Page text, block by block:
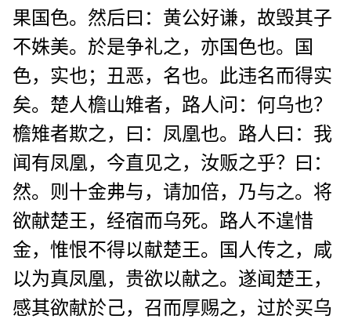
果国色。然后曰：黄公好谦，故毁其子
不姝美。於是争礼之，亦国色也。国
色，实也；丑恶，名也。此违名而得实
矣。楚人檐山雉者，路人问：何乌也？
檐雉者欺之，曰：凤凰也。路人曰：我
闻有凤凰，今直见之，汝贩之乎？曰：
然。则十金弗与，请加倍，乃与之。将
欲献楚王，经宿而乌死。路人不遑惜
金，惟恨不得以献楚王。国人传之，咸
以为真凤凰，贵欲以献之。遂闻楚王，
感其欲献於己，召而厚赐之，过於买乌